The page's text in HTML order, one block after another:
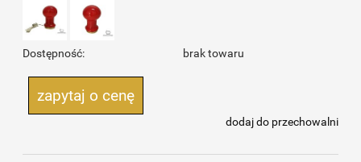
Dostępność: brak towaru
zapytaj o cenę
dodaj do przechowalni